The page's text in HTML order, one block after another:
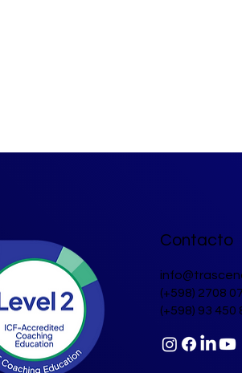
Contacto
(+598) 2708
(+598) 93 450